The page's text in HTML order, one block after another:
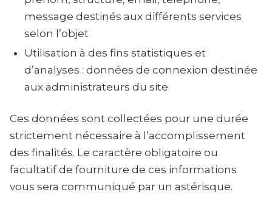
message destinés aux différents services
selon l’objet
Utilisation à des fins statistiques et
d’analyses : données de connexion destinée
aux administrateurs du site
Ces données sont collectées pour une durée
strictement nécessaire à l’accomplissement
des finalités. Le caractère obligatoire ou
facultatif de fourniture de ces informations
vous sera communiqué par un astérisque.